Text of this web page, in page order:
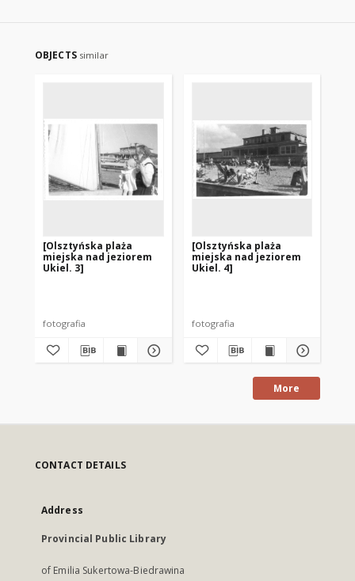
OBJECTS similar
[Olsztyńska plaża
miejska nad jeziorem
Ukiel. 3]
fotografia
[Olsztyńska plaża
miejska nad jeziorem
Ukiel. 4]
fotografia
More
CONTACT DETAILS
Address
Provincial Public Library
of Emilia Sukertowa-Biedrawina